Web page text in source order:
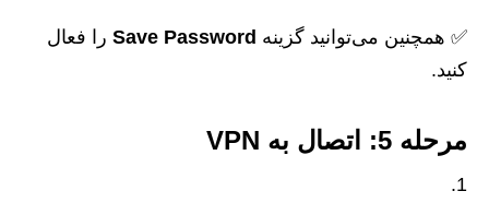
✅ همچنین می‌توانید گزینه Save Password را فعال
کنید.
مرحله 5: اتصال به VPN